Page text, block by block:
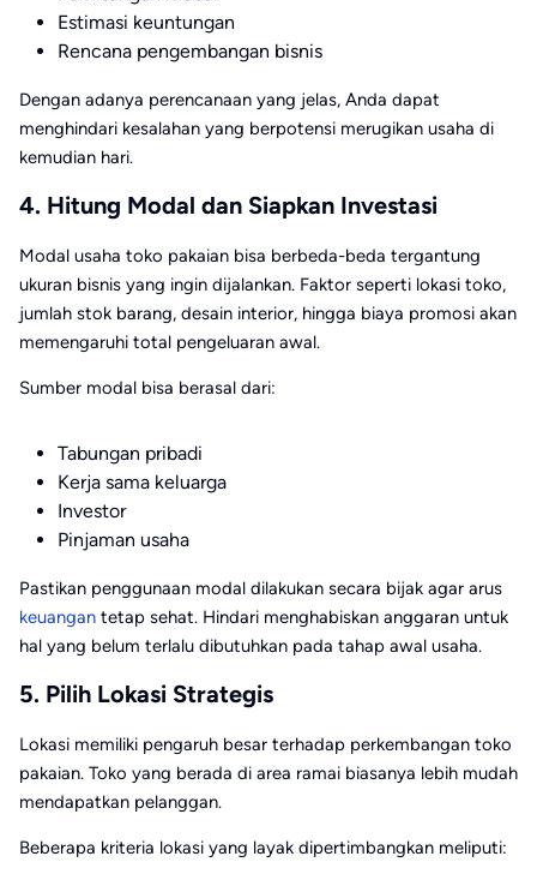
Estimasi keuntungan
Rencana pengembangan bisnis
Dengan adanya perencanaan yang jelas, Anda dapat
menghindari kesalahan yang berpotensi merugikan usaha di
kemudian hari.
4. Hitung Modal dan Siapkan Investasi
Modal usaha toko pakaian bisa berbeda-beda tergantung
ukuran bisnis yang ingin dijalankan. Faktor seperti lokasi toko,
jumlah stok barang, desain interior, hingga biaya promosi akan
memengaruhi total pengeluaran awal.
Sumber modal bisa berasal dari:
Tabungan pribadi
Kerja sama keluarga
Investor
Pinjaman usaha
Pastikan penggunaan modal dilakukan secara bijak agar arus
keuangan tetap sehat. Hindari menghabiskan anggaran untuk
hal yang belum terlalu dibutuhkan pada tahap awal usaha.
5. Pilih Lokasi Strategis
Lokasi memiliki pengaruh besar terhadap perkembangan toko
pakaian. Toko yang berada di area ramai biasanya lebih mudah
mendapatkan pelanggan.
Beberapa kriteria lokasi yang layak dipertimbangkan meliputi: